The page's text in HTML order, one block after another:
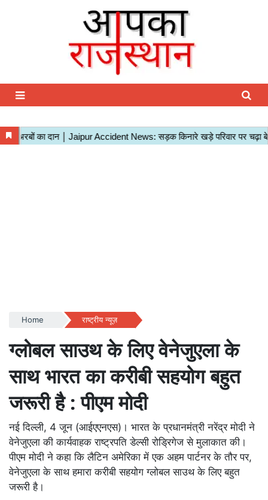
Home राष्ट्रीय न्यूज़
ग्लोबल साउथ के लिए वेनेजुएला के
साथ भारत का करीबी सहयोग बहुत
जरूरी है : पीएम मोदी
नई दिल्ली, 4 जून (आईएएनएस)। भारत के प्रधानमंत्री नरेंद्र मोदी ने
वेनेजुएला की कार्यवाहक राष्ट्रपति डेल्सी रोड्रिगेज से मुलाकात की।
पीएम मोदी ने कहा कि लैटिन अमेरिका में एक अहम पार्टनर के तौर पर,
वेनेजुएला के साथ हमारा करीबी सहयोग ग्लोबल साउथ के लिए बहुत
जरूरी है।